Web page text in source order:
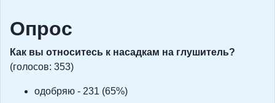
Опрос
Как вы относитесь к насадкам на глушитель?
(голосов: 353)
одобряю - 231 (65%)